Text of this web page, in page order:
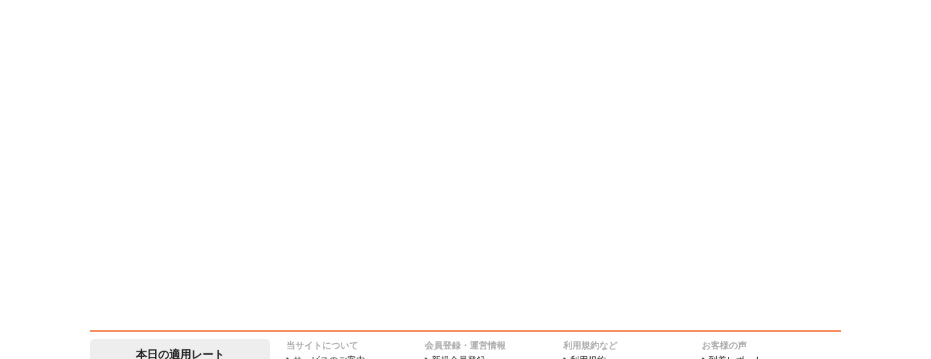
本日の適用レート
当サイトについて
会員登録・運営情報
利用規約など
お客様の声